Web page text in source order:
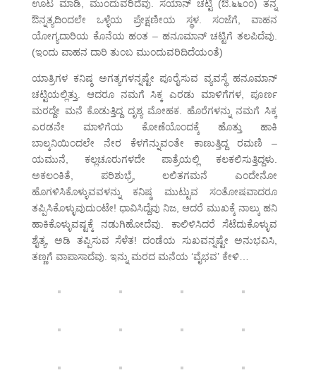
ಊಟ ಮಾಡಿ, ಮುಂದುವರಿದೆವು. ಸಯಾನ್ ಚಟ್ಟಿ (ಔ.೬೬೦೦) ತನ್ನ
ಔನ್ನತ್ಯದಿಂದಲೇ ಒಳ್ಳೆಯ ಪ್ರೇಕ್ಷಣೀಯ ಸ್ಥಳ. ಸಂಜೆಗೆ, ವಾಹನ
ಯೋಗ್ಯದಾರಿಯ ಕೊನೆಯ ಹಂತ – ಹನೂಮಾನ್ ಚಟ್ಟಿಗೆ ತಲಪಿದೆವು.
(ಇಂದು ವಾಹನ ದಾರಿ ತುಂಬ ಮುಂದುವರಿದಿದೆಯಂತೆ)
ಯಾತ್ರಿಗಳ ಕನಿಷ್ಠ ಅಗತ್ಯಗಳನ್ನಷ್ಟೇ ಪೂರೈಸುವ ವ್ಯವಸ್ಥೆ ಹನೂಮಾನ್
ಚಟ್ಟಿಯಲ್ಲಿತ್ತು. ಆದರೂ ನಮಗೆ ಸಿಕ್ಕ ಎರಡು ಮಾಳಿಗೆಗಳ, ಪೂರ್ಣ
ಮರದ್ದೇ ಮನೆ ಕೊಡುತ್ತಿದ್ದ ದೃಶ್ಯ ಮೋಹಕ. ಹೊರೆಗಳನ್ನು ನಮಗೆ ಸಿಕ್ಕ
ಎರಡನೇ ಮಾಳಿಗೆಯ ಕೋಣೆಯೊಂದಕ್ಕೆ ಹೊತ್ತು ಹಾಕಿ
ಬಾಲ್ಕನಿಯಿಂದಲೇ ನೇರ ಕೆಳಗೆನ್ನುವಂತೇ ಕಾಣುತ್ತಿದ್ದ ರಮಣಿ –
ಯಮುನೆ, ಕಲ್ಲಚೂರುಗಳದೇ ಪಾತ್ರೆಯಲ್ಲಿ ಕಲಕಲಿಸುತ್ತಿದ್ದಳು.
ಅಕಲಂಕಿತೆ, ಪರಿಶುಭ್ರೆ, ಲಲಿತಗಮನೆ ಎಂದೇನೋ
ಹೊಗಳಿಸಿಕೊಳ್ಳುವವಳನ್ನು ಕನಿಷ್ಠ ಮುಟ್ಟುವ ಸಂತೋಷವಾದರೂ
ತಪ್ಪಿಸಿಕೊಳ್ಳುವುದುಂಟೇ! ಧಾವಿಸಿದ್ದೆವು ನಿಜ, ಆದರೆ ಮುಖಕ್ಕೆ ನಾಲ್ಕು ಹನಿ
ಹಾಕಿಕೊಳ್ಳುವಷ್ಟಕ್ಕೆ ನಡುಗಿಹೋದೆವು. ಕಾಲಿಳಿಸಿದರೆ ಸೆಟೆದುಕೊಳ್ಳುವ
ಶೈತ್ಯ, ಅಡಿ ತಪ್ಪಿಸುವ ಸೆಳೆತ! ದಂಡೆಯ ಸುಖವನ್ನಷ್ಟೇ ಅನುಭವಿಸಿ,
ತಣ್ಣಗೆ ವಾಪಾಸಾದೆವು. ಇನ್ನು ಮರದ ಮನೆಯ ‘ವೈಭವ’ ಕೇಳಿ…